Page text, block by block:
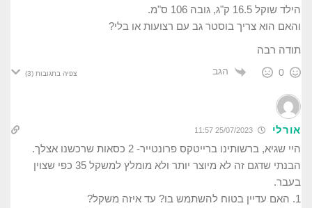
הילד שוקל 16.5 ק"ג, גובה 106 ס"מ.
והאם הוא צריך בוסטר גב עם רצועות או בלי?
תודה רבה
0 הגב צפיה בתגובות (3)
אורלי 25/07/2023 11:57
היי שגיא, ברשותינו ברייטקס פרונטייר- 2 כסאות שרכשנו אצלך.
הבנתי שדגם זה לא מיוצר יותר ולא מומלץ למשקל 35 כפי שצוין
בעבר.
1. האם עדיין בטוח להשתמש בו? עד איזה משקל?